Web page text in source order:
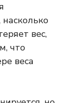
вес,
что
веса